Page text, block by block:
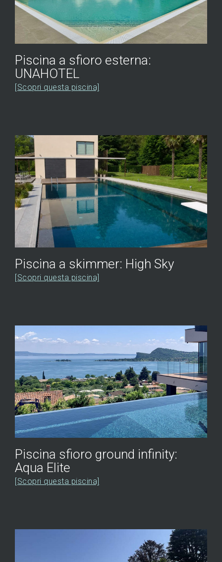
Piscina a sfioro esterna:
UNAHOTEL
[Scopri questa piscina]
Piscina a skimmer: High Sky
[Scopri questa piscina]
Piscina sfioro ground infinity:
Aqua Elite
[Scopri questa piscina]